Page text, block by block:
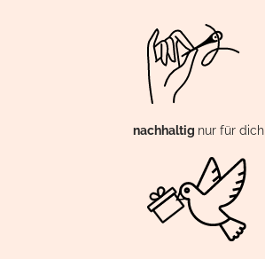
nachhaltig nur für dich